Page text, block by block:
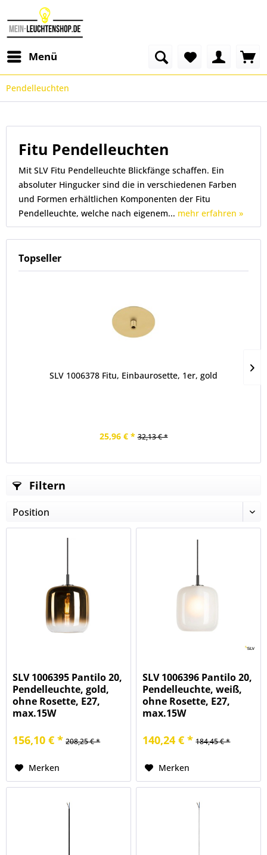
Menü
Pendelleuchten
Fitu Pendelleuchten
Mit SLV Fitu Pendelleuchte Blickfänge schaffen. Ein
absoluter Hingucker sind die in verschiedenen Farben
und Formen erhältlichen Komponenten der Fitu
Pendelleuchte, welche nach eigenem... mehr erfahren »
Topseller
SLV 1006378 Fitu, Einbaurosette, 1er, gold
25,96 € * 32,13 € *
Filtern
SLV 1006395 Pantilo 20,
Pendelleuchte, gold,
ohne Rosette, E27,
max.15W
156,10 € * 208,25 € *
Merken
SLV 1006396 Pantilo 20,
Pendelleuchte, weiß,
ohne Rosette, E27,
max.15W
140,24 € * 184,45 € *
Merken